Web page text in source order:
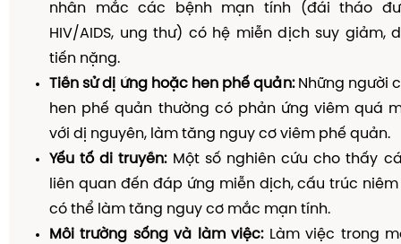
nhân mắc các bệnh mạn tính (đái tháo
HIV/AIDS, ung thư) có hệ miễn dịch suy giảm,
tiến nặng.
Tiền sử dị ứng hoặc hen phế quản:Những người
hen phế quản thường có phản ứng viêm quá
với dị nguyên, làm tăng nguy cơ viêm phế quản.
Yếu tố di truyền:Một số nghiên cứu cho thấy
liên quan đến đáp ứng miễn dịch, cấu trúc
có thể làm tăng nguy cơ mắc mạn tính.
Môi trường sống và làm việc:Làm việc trong